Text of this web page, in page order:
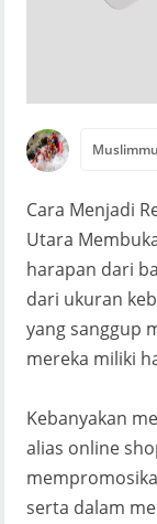
Cara Menjadi
Utara
harapan dari
dari ukuran
yang sanggup
mereka miliki
Kebanyakan
alias online
serta dalam